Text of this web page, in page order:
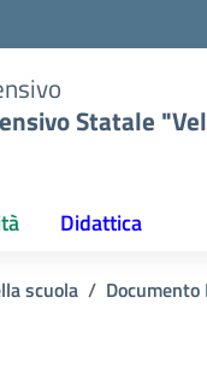
Statale
Didattica
scuola